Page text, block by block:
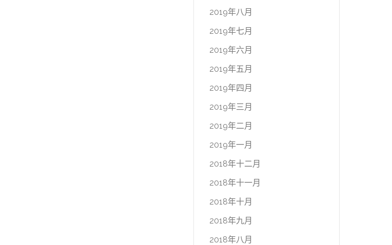
2019年八月
2019年七月
2019年六月
2019年五月
2019年四月
2019年三月
2019年二月
2019年一月
2018年十二月
2018年十一月
2018年十月
2018年九月
2018年八月